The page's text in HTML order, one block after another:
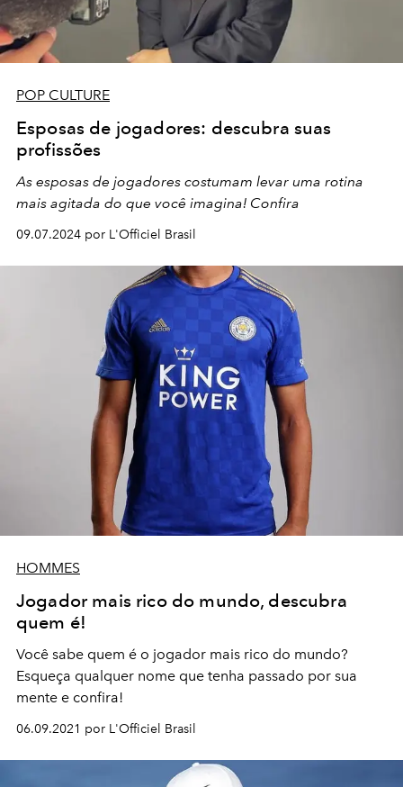
POP CULTURE
Esposas de jogadores: descubra suas
profissões
As esposas de jogadores costumam levar uma rotina
mais agitada do que você imagina! Confira
09.07.2024 por L'Officiel Brasil
HOMMES
Jogador mais rico do mundo, descubra
quem é!
Você sabe quem é o jogador mais rico do mundo?
Esqueça qualquer nome que tenha passado por sua
mente e confira!
06.09.2021 por L'Officiel Brasil